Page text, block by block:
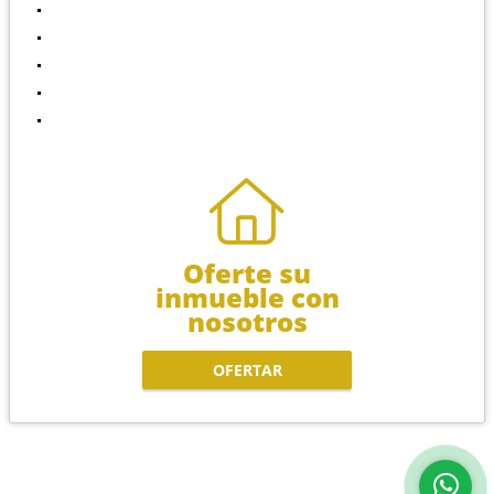
Oferte su
inmueble con
nosotros
OFERTAR